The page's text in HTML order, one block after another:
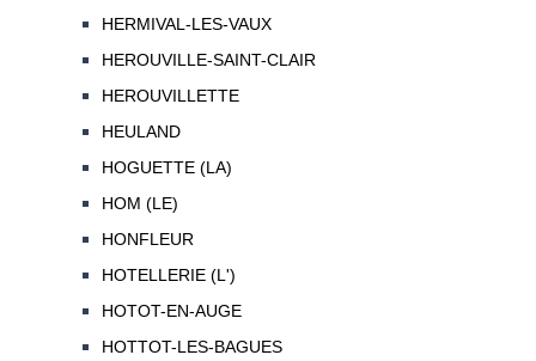
HERMIVAL-LES-VAUX
HEROUVILLE-SAINT-CLAIR
HEROUVILLETTE
HEULAND
HOGUETTE (LA)
HOM (LE)
HONFLEUR
HOTELLERIE (L')
HOTOT-EN-AUGE
HOTTOT-LES-BAGUES